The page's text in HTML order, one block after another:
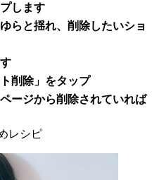
します
らと揺れ、削除したいショ
削除」をタップ
ージから削除されていれば
レシピ